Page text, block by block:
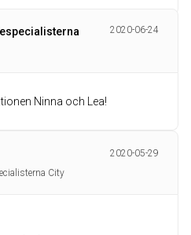
2020-06-24
Ninna och Lea!
2020-05-29
City